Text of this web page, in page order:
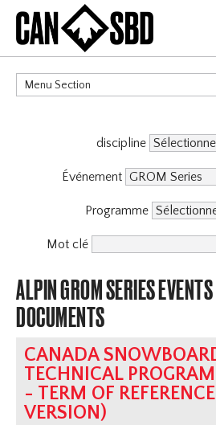
Menu Section
Événements & Compétitions X
discipline
Événement
Programme
Mot clé
ALPIN GROM SERIES
DOCUMENTS
CANADA
TECHNICAL
- TERM OF
VERSION)